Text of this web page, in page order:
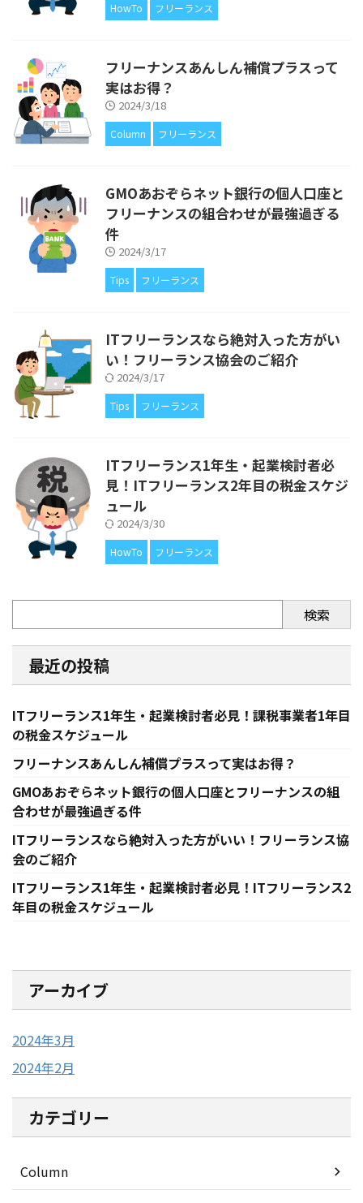
HowTo フリーランス
フリーナンスあんしん補償プラスって
実はお得？
2024/3/18
Column フリーランス
GMOあおぞらネット銀行の個人口座と
フリーナンスの組合わせが最強過ぎる
件
2024/3/17
Tips フリーランス
ITフリーランスなら絶対入った方がい
い！フリーランス協会のご紹介
2024/3/17
Tips フリーランス
ITフリーランス1年生・起業検討者必
見！ITフリーランス2年目の税金スケジ
ュール
2024/3/30
HowTo フリーランス
検索
最近の投稿
ITフリーランス1年生・起業検討者必見！課税事業者1年目
の税金スケジュール
フリーナンスあんしん補償プラスって実はお得？
GMOあおぞらネット銀行の個人口座とフリーナンスの組
合わせが最強過ぎる件
ITフリーランスなら絶対入った方がいい！フリーランス協
会のご紹介
ITフリーランス1年生・起業検討者必見！ITフリーランス2
年目の税金スケジュール
アーカイブ
2024年3月
2024年2月
カテゴリー
Column